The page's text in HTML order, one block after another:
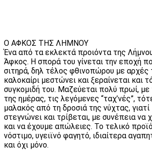
Ο ΑΦΚΟΣ ΤΗΣ ΛΗΜΝΟΥ
Ένα από τα εκλεκτά προιόντα της Λήμνου
Άφκος. Η σπορά του γίνεται την εποχή
σιτηρά, δηλ τέλος φθινοπώρου με αρχές
καλοκαίρι μεστώνει και ξεραίνεται και
συγκομιδή του. Μαζεύεται πολύ πρωί,
της ημέρας, τις λεγόμενες “ταχ’νές”,
μαλακός από τη δροσιά της νύχτας, γιατί
στεγνώνει και τρίβεται, με συνέπεια να
και να έχουμε απώλειες. Το τελικό
νόστιμο, υγειϊνό φαγητό, ιδιαίτερα
και όχι μόνο.